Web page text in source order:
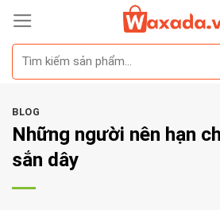
Skip
content
BLOG
Những người nên hạn
sắn dây